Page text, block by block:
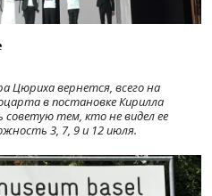
Цюриха вернется, всего на
в постановке Кирилла
советую тем, кто не видел ее
3, 7, 9 и 12 июля.